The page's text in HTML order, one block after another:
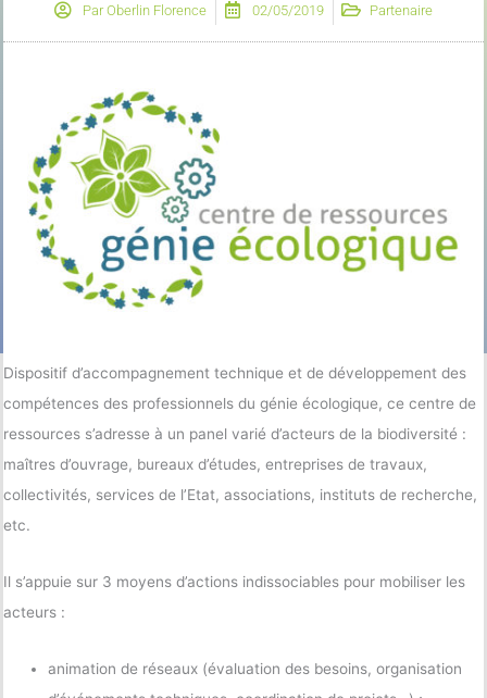
ParOberlin Florence 02/05/2019 Partenaire
Dispositif d’accompagnement technique et de développement des
compétences des professionnels du génie écologique, ce centre de
ressources s’adresse à un panel varié d’acteurs de la biodiversité :
maîtres d’ouvrage, bureaux d’études, entreprises de travaux,
collectivités, services de l’Etat, associations, instituts de recherche,
etc.
Il s’appuie sur 3 moyens d’actions indissociables pour mobiliser les
acteurs :
animation de réseaux (évaluation des besoins, organisation